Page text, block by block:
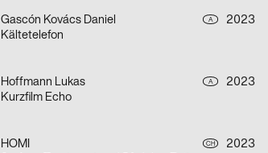
Gascón Kovács Daniel A
2023
Kältetelefon
Hoffmann Lukas A
2023
Kurzfilm Echo
HOMI CH
2023